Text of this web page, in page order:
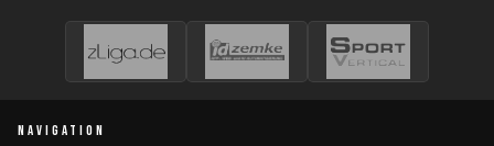
NAVIGATION